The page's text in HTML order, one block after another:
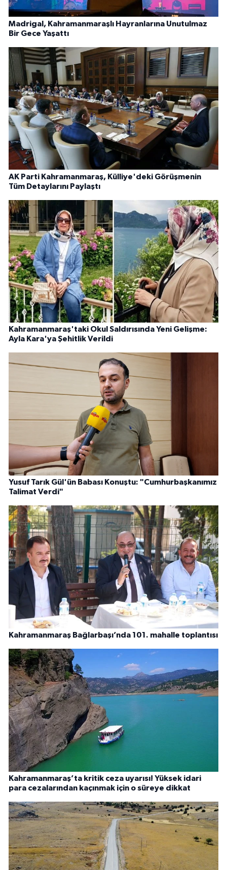
Madrigal, Kahramanmaraşlı Hayranlarına Unutulmaz
Bir Gece Yaşattı
AK Parti Kahramanmaraş, Külliye'deki Görüşmenin
Tüm Detaylarını Paylaştı
Kahramanmaraş'taki Okul Saldırısında Yeni Gelişme:
Ayla Kara'ya Şehitlik Verildi
Yusuf Tarık Gül'ün Babası Konuştu: "Cumhurbaşkanımız
Talimat Verdi"
Kahramanmaraş Bağlarbaşı’nda 101. mahalle toplantısı
Kahramanmaraş’ta kritik ceza uyarısı! Yüksek idari
para cezalarından kaçınmak için o süreye dikkat